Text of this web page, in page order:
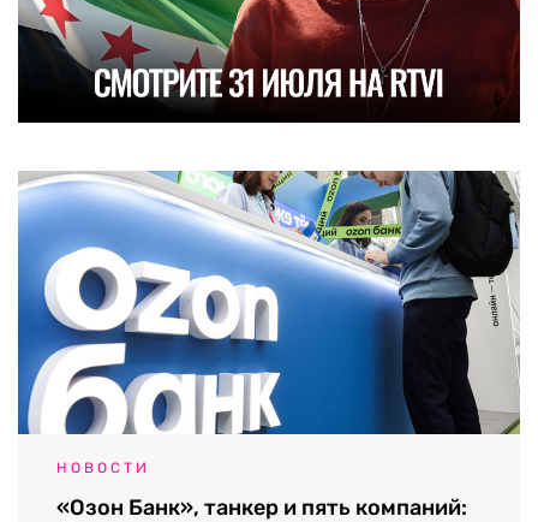
НОВОСТИ
«Озон Банк», танкер и пять компаний: